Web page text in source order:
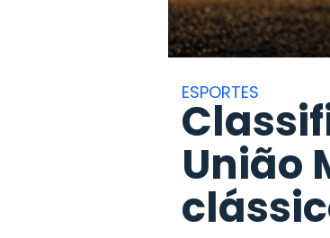
ESPORTES
União